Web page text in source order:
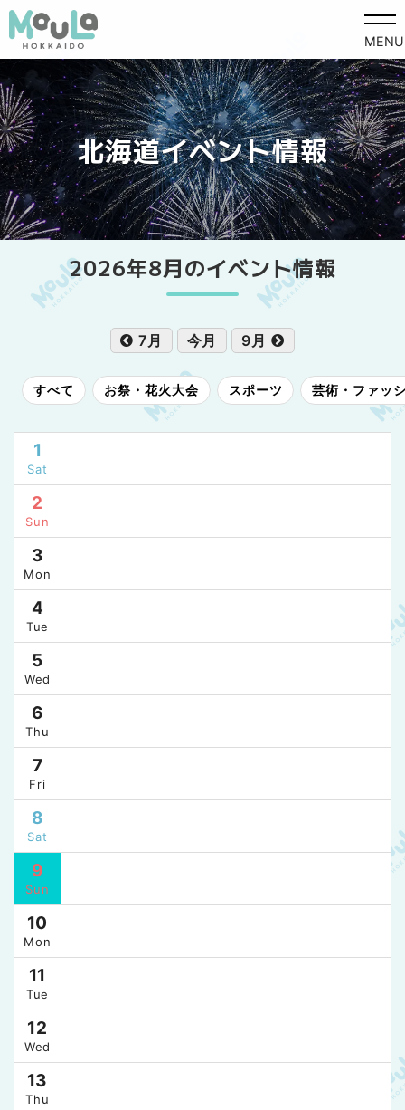
MENU
北海道イベント情報
2026年8月のイベント情報
7月 今月 9月
すべて お祭・花火大会 スポーツ 芸術・ファッ
1
Sat
2
Sun
3
Mon
4
Tue
5
Wed
6
Thu
7
Fri
8
Sat
9
Sun
10
Mon
11
Tue
12
Wed
13
Thu